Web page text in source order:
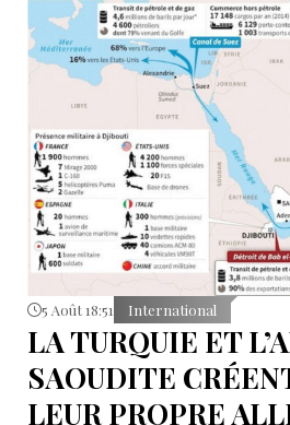
5 Août 18:51 International
LA TURQUIE ET
SAOUDITE
LEUR PROPRE